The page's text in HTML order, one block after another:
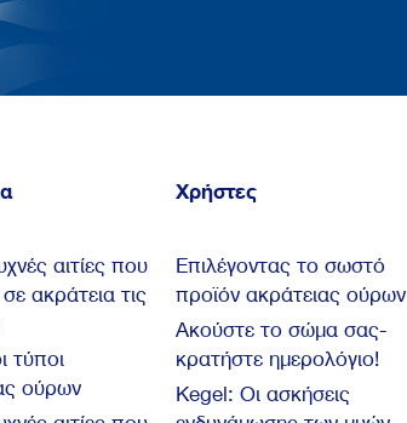
αιτίες που
ακράτεια τις
τύποι
ούρων
Χρήστες
Επιλέγοντας το σωστό
προϊόν ακράτειας ούρων
Ακούστε το σώμα σας-
κρατήστε ημερολόγιο!
Kegel: Oι ασκήσεις